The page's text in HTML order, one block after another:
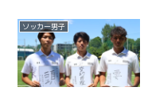
ソッカー男子